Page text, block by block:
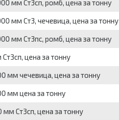
мм Ст3сп, ромб, цена за тонну
мм Ст3, чечевица, цена за тонну
мм Ст3пс, ромб, цена за тонну
цена за тонну
мм чечевица, цена за тонну
мм цена за тонну
Ст3сп, цена за тонну